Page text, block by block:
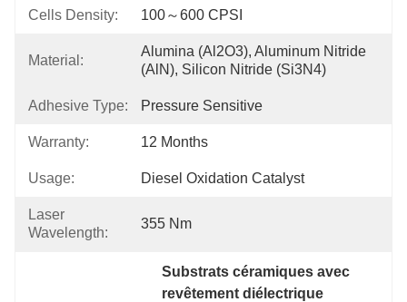
Cells Density: 100～600 CPSI
Material:
Alumina (Al2O3), Aluminum Nitride
(AlN), Silicon Nitride (Si3N4)
Adhesive Type: Pressure Sensitive
Warranty: 12 Months
Usage: Diesel Oxidation Catalyst
Laser
Wavelength:
355 Nm
Substrats céramiques avec
revêtement diélectrique